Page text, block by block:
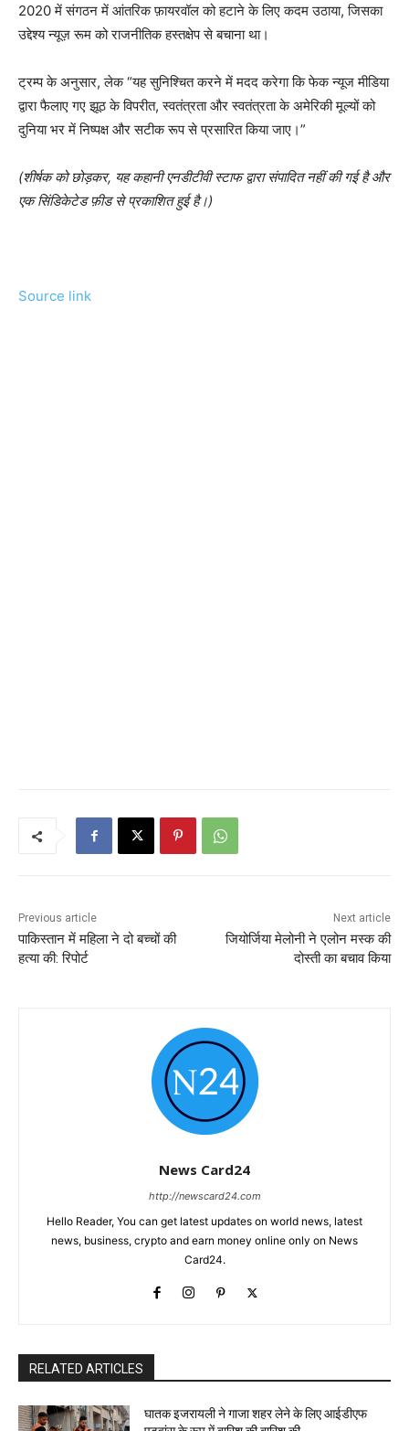
2020 में संगठन में आंतरिक फ़ायरवॉल को हटाने के लिए कदम उठाया, जिसका
उद्देश्य न्यूज़ रूम को राजनीतिक हस्तक्षेप से बचाना था।
ट्रम्प के अनुसार, लेक “यह सुनिश्चित करने में मदद करेगा कि फेक न्यूज मीडिया
द्वारा फैलाए गए झूठ के विपरीत, स्वतंत्रता और स्वतंत्रता के अमेरिकी मूल्यों को
दुनिया भर में निष्पक्ष और सटीक रूप से प्रसारित किया जाए।”
(शीर्षक को छोड़कर, यह कहानी एनडीटीवी स्टाफ द्वारा संपादित नहीं की गई है और
एक सिंडिकेटेड फ़ीड से प्रकाशित हुई है।)
Source link
Previous article
पाकिस्तान में महिला ने दो बच्चों की
हत्या की: रिपोर्ट
Next article
जियोर्जिया मेलोनी ने एलोन मस्क की
दोस्ती का बचाव किया
News Card24
http://newscard24.com
Hello Reader, You can get latest updates on world news, latest
news, business, crypto and earn money online only on News
Card24.
RELATED ARTICLES
घातक इजरायली ने गाजा शहर लेने के लिए आईडीएफ